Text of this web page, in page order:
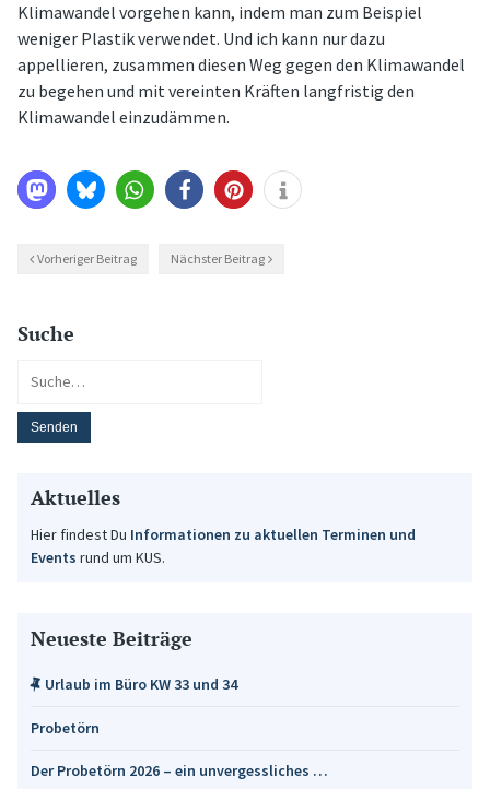
Klimawandel vorgehen kann, indem man zum Beispiel
weniger Plastik verwendet. Und ich kann nur dazu
appellieren, zusammen diesen Weg gegen den Klimawandel
zu begehen und mit vereinten Kräften langfristig den
Klimawandel einzudämmen.
Vorheriger Beitrag Nächster Beitrag
Suche
Aktuelles
Hier findest Du Informationen zu aktuellen Terminen und
Events rund um KUS.
Neueste Beiträge
Urlaub im Büro KW 33 und 34
Probetörn
Der Probetörn 2026 – ein unvergessliches …